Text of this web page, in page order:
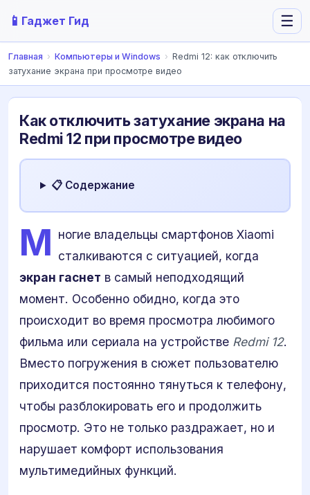
📱 Гаджет Гид ☰
Главная › Компьютеры и Windows › Redmi 12: как отключить
затухание экрана при просмотре видео
Как отключить затухание экрана на
Redmi 12 при просмотре видео
📋 Содержание
М ногие владельцы смартфонов Xiaomi
сталкиваются с ситуацией, когда
экран гаснет в самый неподходящий
момент. Особенно обидно, когда это
происходит во время просмотра любимого
фильма или сериала на устройстве Redmi 12.
Вместо погружения в сюжет пользователю
приходится постоянно тянуться к телефону,
чтобы разблокировать его и продолжить
просмотр. Это не только раздражает, но и
нарушает комфорт использования
мультимедийных функций.